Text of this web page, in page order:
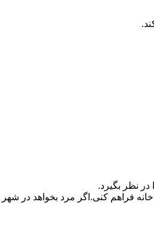
در نظر بگیرد.
فراهم کنی.اگر مرد بخواهد در